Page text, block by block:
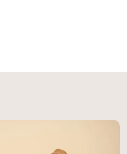
precedentes.
se extiende 73
Cairo, la Esfinge